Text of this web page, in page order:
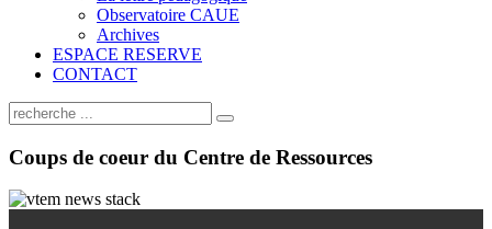
Observatoire CAUE
Archives
ESPACE RESERVE
CONTACT
Coups de coeur du Centre de Ressources